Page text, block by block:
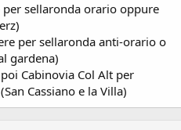
sellaronda orario oppure
per sellaronda anti-orario o
gardena)
Cabinovia Col Alt per
Cassiano e la Villa)